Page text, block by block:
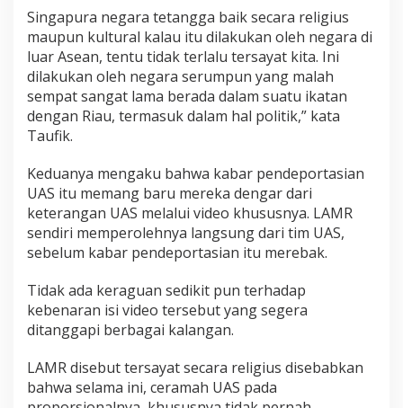
s
i
S
i
n
g
a
a
H
a
u
s
e
r
k
n
K
e
Singapura negara tetangga baik secara religius
maupun kultural kalau itu dilakukan oleh negara di
luar Asean, tentu tidak terlalu tersayat kita. Ini
dilakukan oleh negara serumpun yang malah
sempat sangat lama berada dalam suatu ikatan
dengan Riau, termasuk dalam hal politik,” kata
Taufik.
Keduanya mengaku bahwa kabar pendeportasian
UAS itu memang baru mereka dengar dari
keterangan UAS melalui video khususnya. LAMR
sendiri memperolehnya langsung dari tim UAS,
sebelum kabar pendeportasian itu merebak.
Tidak ada keraguan sedikit pun terhadap
kebenaran isi video tersebut yang segera
ditanggapi berbagai kalangan.
LAMR disebut tersayat secara religius disebabkan
bahwa selama ini, ceramah UAS pada